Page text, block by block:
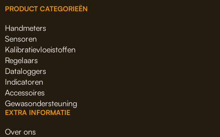
PRODUCT CATEGORIEËN
Handmeters
Sensoren
Kalibratievloeistoffen
Regelaars
Dataloggers
Indicatoren
Accessoires
Gewasondersteuning
EXTRA INFORMATIE
Over ons